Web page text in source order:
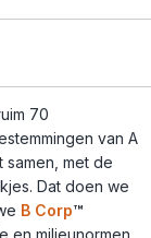
70
van A
samen, met de
Dat doen we
B Corp™
milieunormen.